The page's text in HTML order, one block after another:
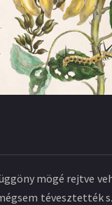
mögé rejtve
tévesztették